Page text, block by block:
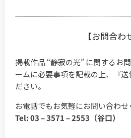
【お問合わ
掲載作品 “静寂の光” に関するお
ームに必要事項を記載の上、『送
ださい。
お電話でもお気軽にお問い合わせ
Tel: 03 – 3571 – 2553（谷口）